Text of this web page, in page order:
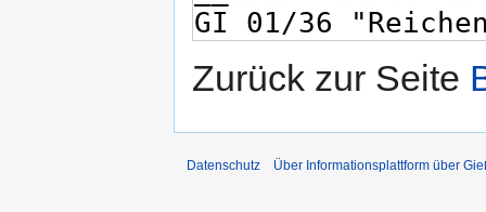
Zurück zur Seite
Datenschutz Über Informationsplattform über